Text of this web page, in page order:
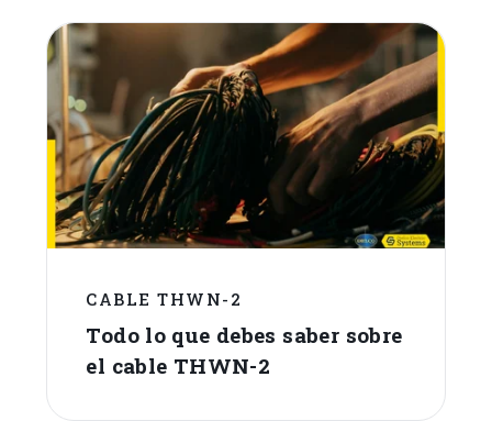
CABLE THWN-2
Todo lo que debes saber sobre
el cable THWN-2